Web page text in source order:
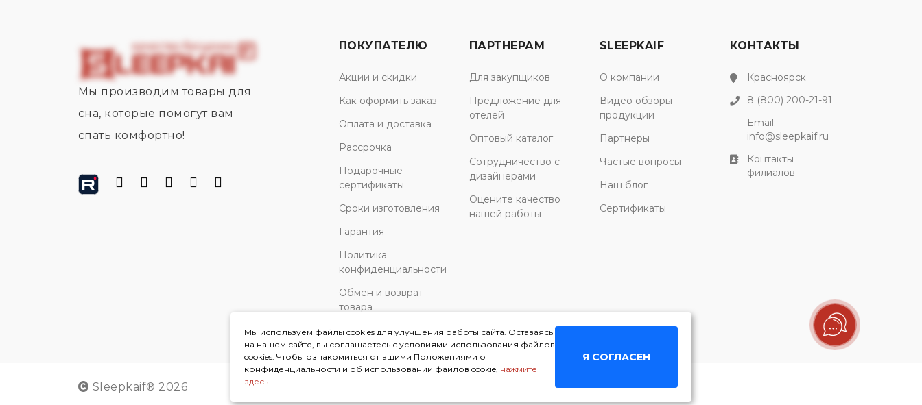
Мы используем файлы cookies для улучшения работы сайта. Оставаясь
на нашем сайте, вы соглашаетесь с условиями использования файлов
cookies. Чтобы ознакомиться с нашими Положениями о
конфиденциальности и об использовании файлов cookie, нажмите
здесь.
Я СОГЛАСЕН
Мы производим товары для
сна, которые помогут вам
спать комфортно!
ПОКУПАТЕЛЮ
Акции и скидки
Как оформить заказ
Оплата и доставка
Рассрочка
Подарочные
сертификаты
Сроки изготовления
Гарантия
Политика
конфиденциальности
Обмен и возврат
товара
ПАРТНЕРАМ
Для закупщиков
Предложение для
отелей
Оптовый каталог
Сотрудничество с
дизайнерами
Оцените качество
нашей работы
SLEEPKAIF
О компании
Видео обзоры
продукции
Партнеры
Частые вопросы
Наш блог
Сертификаты
КОНТАКТЫ
Красноярск
8 (800) 200-21-91
Email:
info@sleepkaif.ru
Контакты
филиалов
Sleepkaif® 2026